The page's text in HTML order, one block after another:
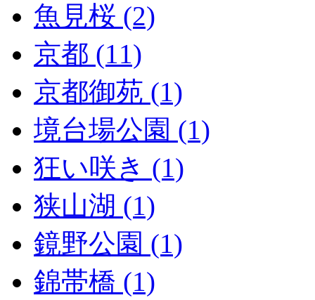
魚見桜 (2)
京都 (11)
京都御苑 (1)
境台場公園 (1)
狂い咲き (1)
狭山湖 (1)
鏡野公園 (1)
錦帯橋 (1)